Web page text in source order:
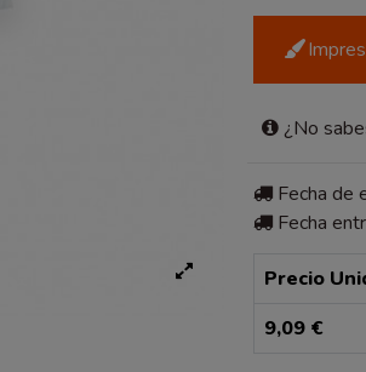
¿No
Fecha
Fecha
Precio
9,09 €